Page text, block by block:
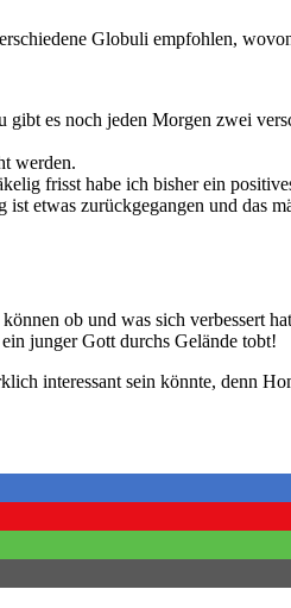
Globuli empfohlen,
es noch jeden Morgen zwei
werden.
frisst habe ich bisher ein
etwas zurückgegangen und das
ob und was sich verbessert
junger Gott durchs Gelände tobt!
interessant sein könnte, denn